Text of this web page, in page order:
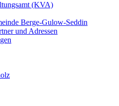
(KVA)
Berge-Gulow-Seddin
und Adressen